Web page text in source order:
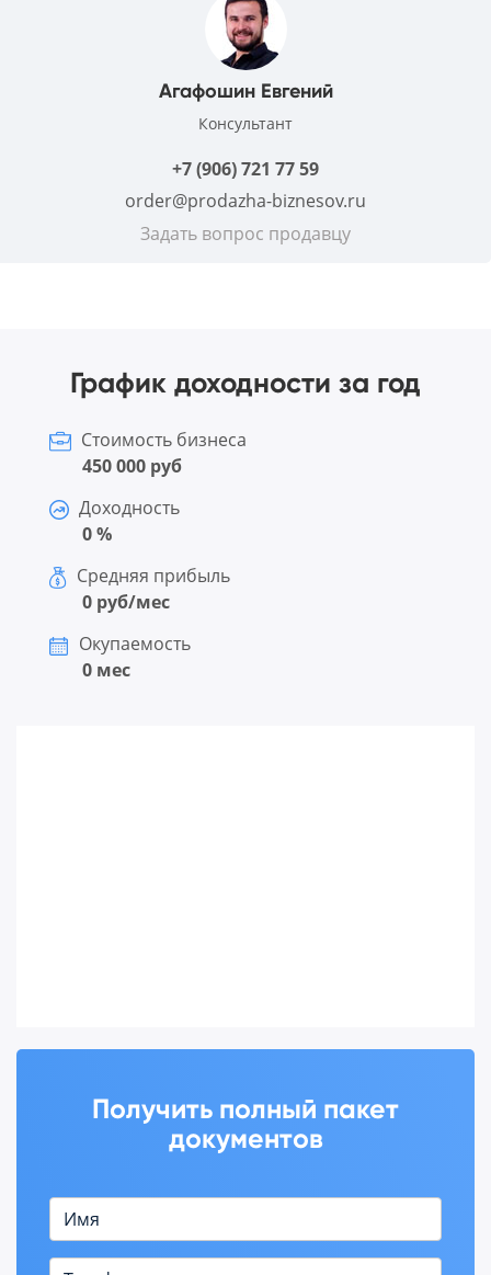
Агафошин Евгений
Консультант
+7 (906) 721 77 59
order@prodazha-biznesov.ru
Задать вопрос продавцу
График доходности за год
Стоимость бизнеса
450 000 руб
Доходность
0 %
Средняя прибыль
0 руб/мес
Окупаемость
0 мес
Получить полный пакет
документов